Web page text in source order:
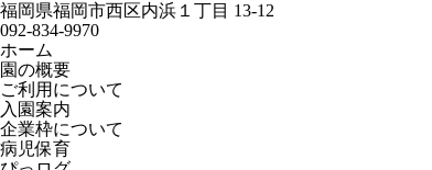
福岡県福岡市西区内浜１丁目 13-12
092-834-9970
ホーム
園の概要
ご利用について
入園案内
企業枠について
病児保育